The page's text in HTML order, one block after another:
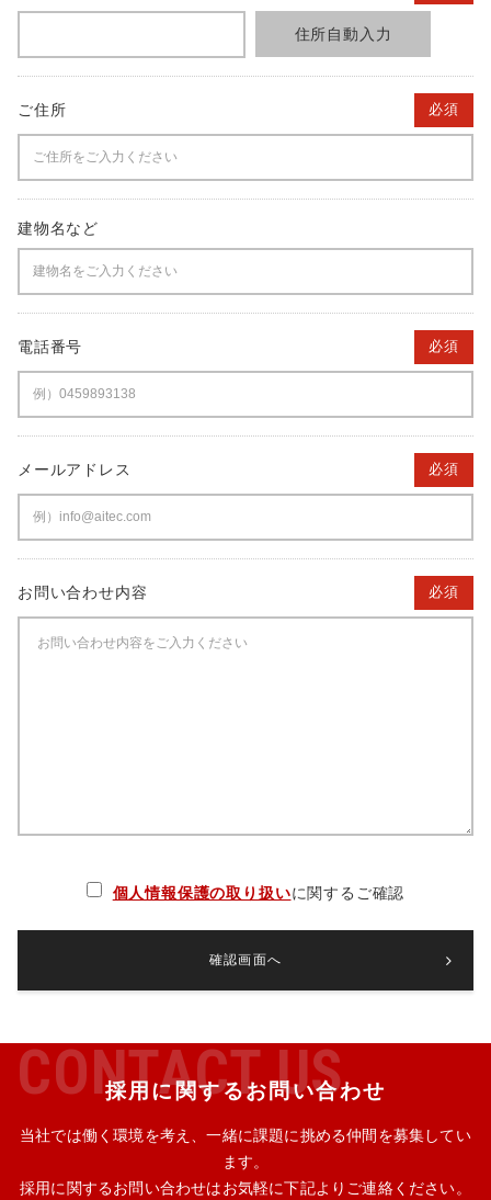
住所自動入力
ご住所 必須
建物名など
電話番号 必須
メールアドレス 必須
お問い合わせ内容 必須
個人情報保護の取り扱いに関するご確認
確認画面へ
CONTACT US
採用に関するお問い合わせ
当社では働く環境を考え、一緒に課題に挑める仲間を募集してい
ます。
採用に関するお問い合わせはお気軽に下記よりご連絡ください。